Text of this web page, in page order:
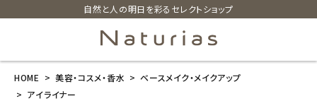
自然と人の明日を彩るセレクトショップ
HOME 美容・コスメ・香水
ベースメイク・メイクアップ
アイライナー